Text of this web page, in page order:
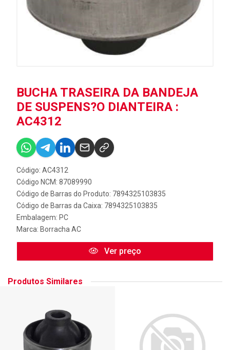
BUCHA TRASEIRA DA BANDEJA
DE SUSPENS?O DIANTEIRA :
AC4312
Código: AC4312
Código NCM: 87089990
Código de Barras do Produto: 7894325103835
Código de Barras da Caixa: 7894325103835
Embalagem: PC
Marca: Borracha AC
Ver preço
Produtos Similares